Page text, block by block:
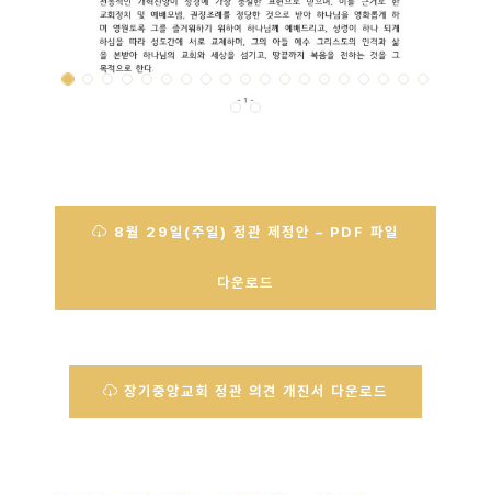
8월 29일(주일) 정관 제정안 – PDF 파일
다운로드
장기중앙교회 정관 의견 개진서 다운로드